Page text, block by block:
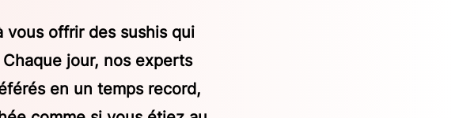
vous offrir des sushis qui
jour, nos experts
en un temps record,